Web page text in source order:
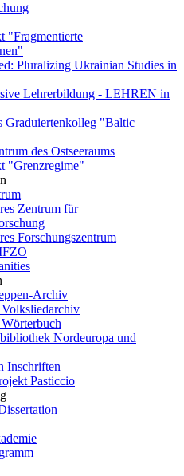
"Fragmentierte
Pluralizing Ukrainian Studies in
Lehrerbildung - LEHREN in
Graduiertenkolleg "Baltic
des Ostseeraums
"Grenzregime"
Zentrum für
Forschungszentrum
Archiv
Volksliedarchiv
Nordeuropa und
Inschriften
Pasticcio